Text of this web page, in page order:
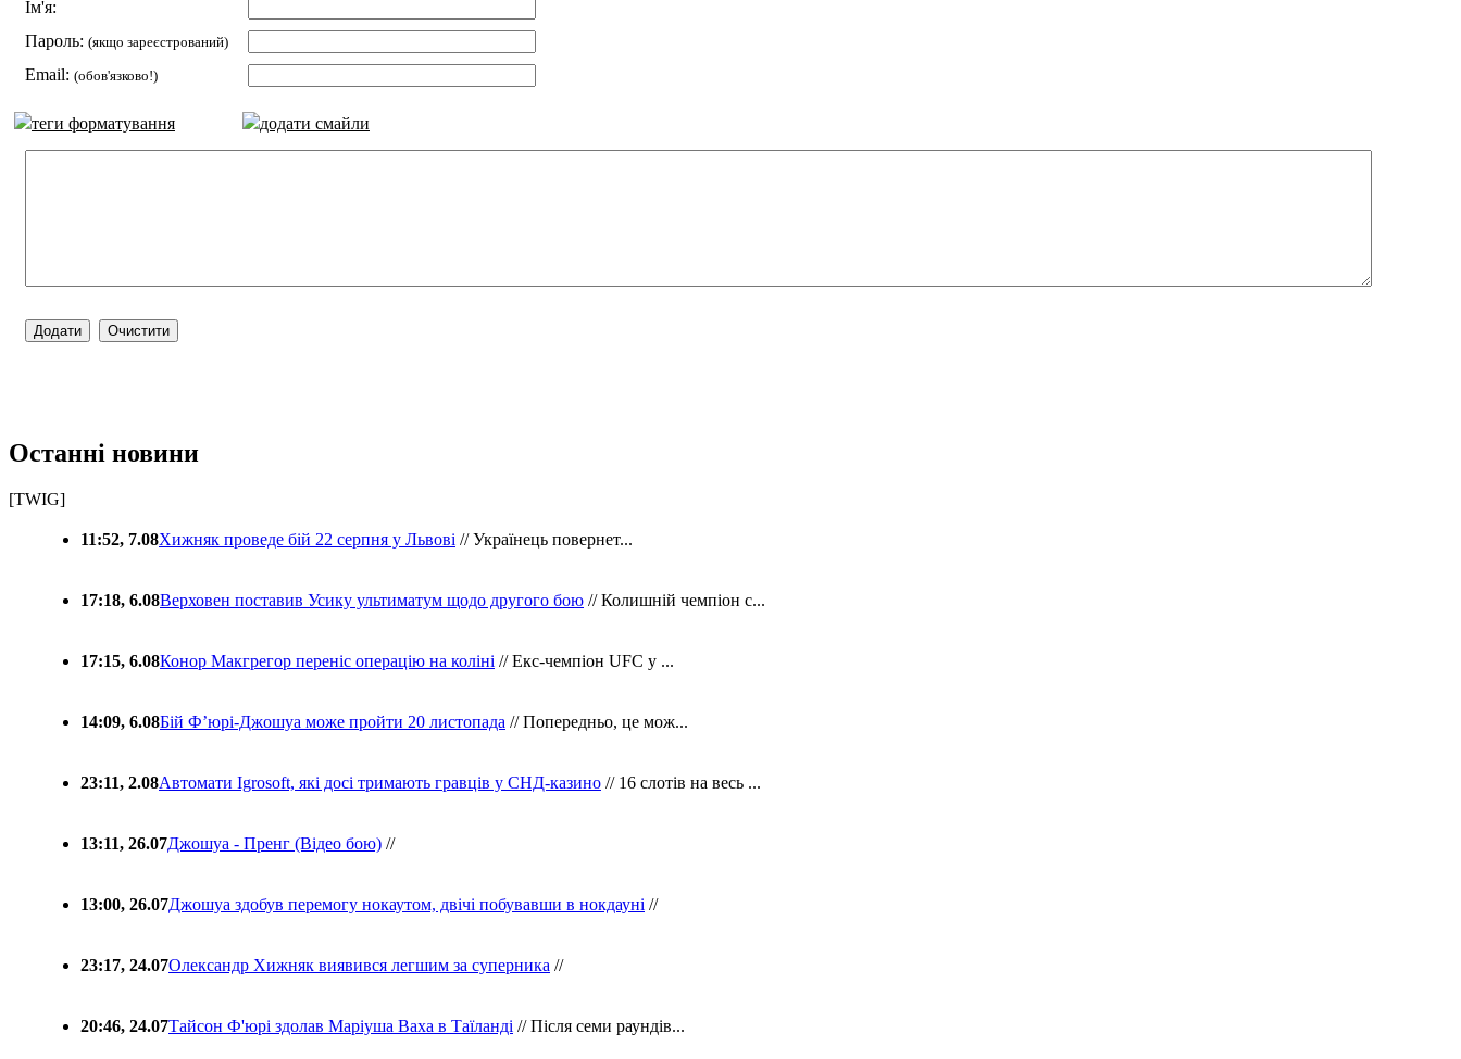
Ім'я:
Пароль: (якщо зареєстрований)
Email: (обов'язково!)
теги форматування додати смайли
Останні новини
[TWIG]
11:52, 7.08Хижняк проведе бій 22 серпня у Львові // Українець повернет...
17:18, 6.08Верховен поставив Усику ультиматум щодо другого бою // Колишній чемпіон с...
17:15, 6.08Конор Макгрегор переніс операцію на коліні // Екс-чемпіон UFC у ...
14:09, 6.08Бій Ф’юрі-Джошуа може пройти 20 листопада // Попередньо, це мож...
23:11, 2.08Автомати Igrosoft, які досі тримають гравців у СНД-казино // 16 слотів на весь ...
13:11, 26.07Джошуа - Пренг (Відео бою) //
13:00, 26.07Джошуа здобув перемогу нокаутом, двічі побувавши в нокдауні //
23:17, 24.07Олександр Хижняк виявився легшим за суперника //
20:46, 24.07Тайсон Ф'юрі здолав Маріуша Ваха в Таїланді // Після семи раундів...